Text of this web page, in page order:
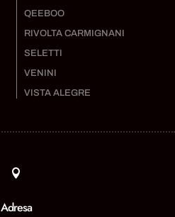
QEEBOO
RIVOLTA CARMIGNANI
SELETTI
VENINI
VISTA ALEGRE

Adresa